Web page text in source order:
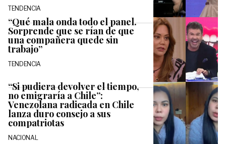
TENDENCIA
“Qué mala onda todo el panel.
Sorprende que se rían de que
una compañera quede sin
trabajo”
TENDENCIA
“Si pudiera devolver el tiempo,
no emigraría a Chile”:
Venezolana radicada en Chile
lanza duro consejo a sus
compatriotas
NACIONAL